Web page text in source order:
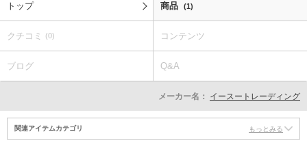
トップ 商品 (1)
クチコミ (0) コンテンツ
ブログ Q&A
メーカー名： イースートレーディング
関連アイテムカテゴリ もっとみる